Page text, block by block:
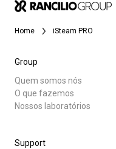
Home iSteam PRO
Group
Quem somos nós
O que fazemos
Nossos laboratórios
Support